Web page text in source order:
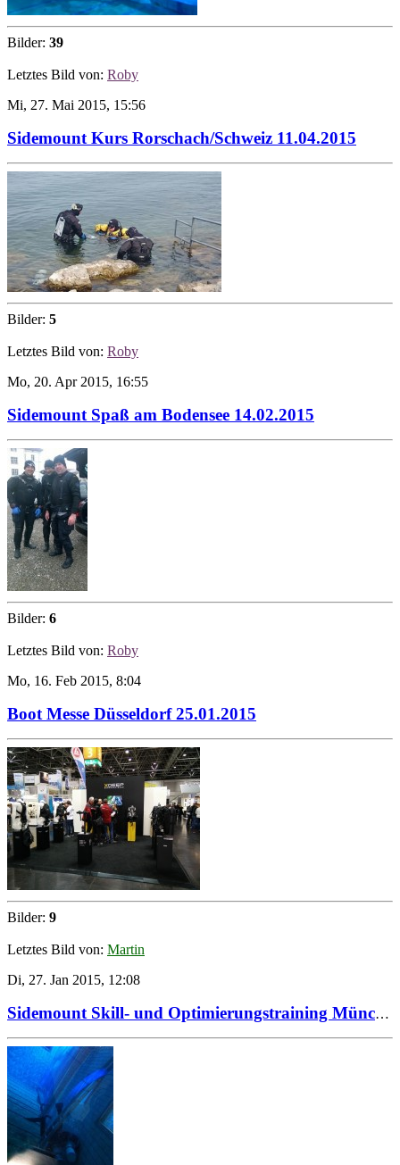
Bilder: 39
Letztes Bild von: Roby
Mi, 27. Mai 2015, 15:56
Sidemount Kurs Rorschach/Schweiz 11.04.2015
Bilder: 5
Letztes Bild von: Roby
Mo, 20. Apr 2015, 16:55
Sidemount Spaß am Bodensee 14.02.2015
Bilder: 6
Letztes Bild von: Roby
Mo, 16. Feb 2015, 8:04
Boot Messe Düsseldorf 25.01.2015
Bilder: 9
Letztes Bild von: Martin
Di, 27. Jan 2015, 12:08
Sidemount Skill- und Optimierungstraining München, November 2014